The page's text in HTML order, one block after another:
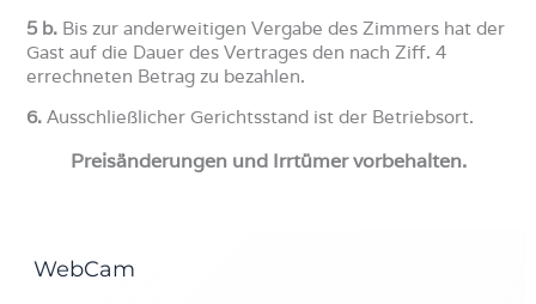
5 b. Bis zur anderweitigen Vergabe des Zimmers hat der
Gast auf die Dauer des Vertrages den nach Ziff. 4
errechneten Betrag zu bezahlen.
6. Ausschließlicher Gerichtsstand ist der Betriebsort.
Preisänderungen und Irrtümer vorbehalten.
WebCam